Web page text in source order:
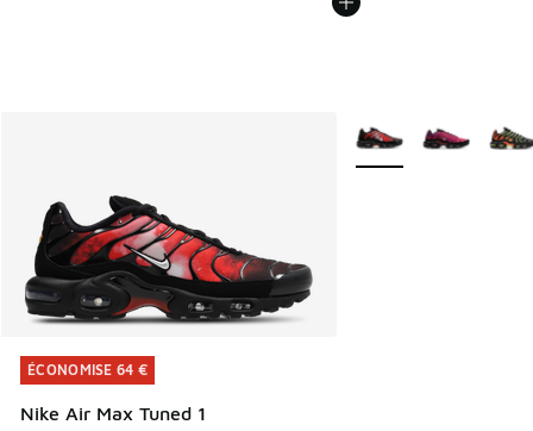
ÉCONOMISE 64 €
Nike Air Max Tuned 1
ÉCONOMISE 64 €
Plus de couleurs